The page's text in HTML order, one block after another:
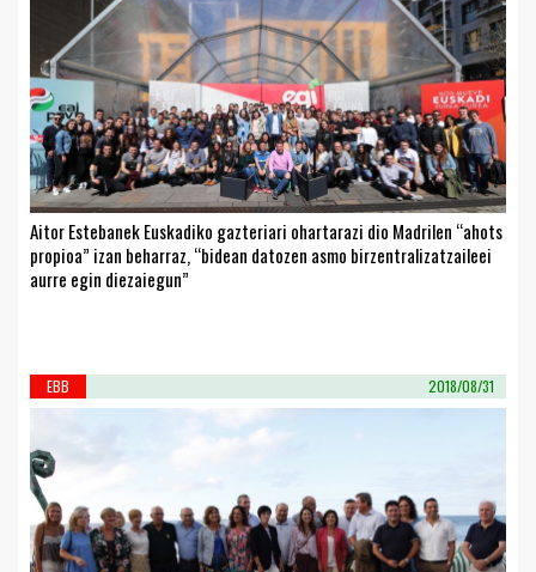
Aitor Estebanek Euskadiko gazteriari ohartarazi dio Madrilen “ahots
propioa” izan beharraz, “bidean datozen asmo birzentralizatzaileei
aurre egin diezaiegun”
EBB 2018/08/31